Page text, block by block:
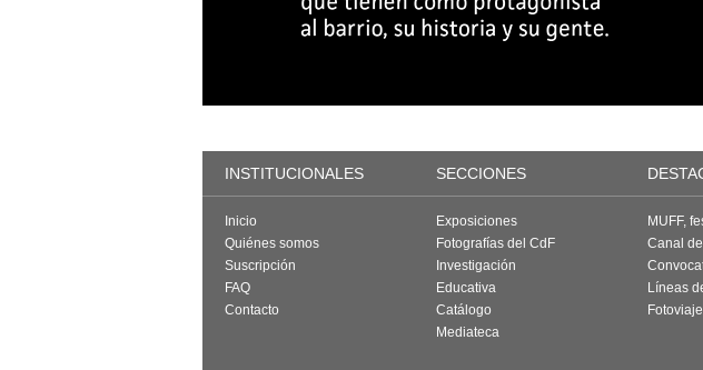
INSTITUCIONALES SECCIONES
Inicio
Quiénes somos
Suscripción
FAQ
Contacto
Exposiciones
Fotografías del CdF
Investigación
Educativa
Catálogo
Mediateca
MUFF,
Canal
Líneas
Fotoviaje